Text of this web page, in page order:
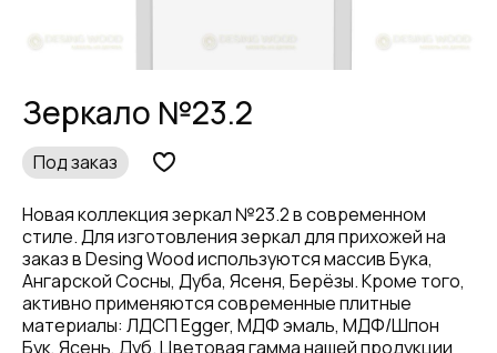
Зеркало №23.2
Под заказ
Новая коллекция зеркал №23.2 в современном
стиле. Для изготовления зеркал для прихожей на
заказ в Desing Wood используются массив Бука,
Ангарской Сосны, Дуба, Ясеня, Берёзы. Кроме того,
активно применяются современные плитные
материалы: ЛДСП Egger, МДФ эмаль, МДФ/Шпон
Бук, Ясень, Дуб. Цветовая гамма нашей продукции